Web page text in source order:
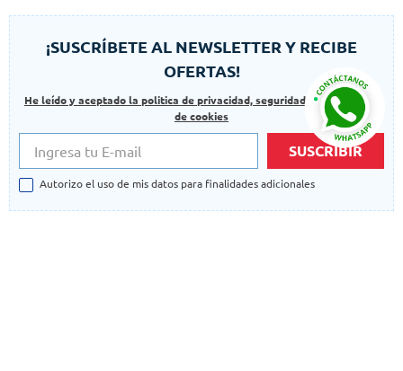
¡SUSCRÍBETE AL NEWSLETTER Y RECIBE
OFERTAS!
He leído y aceptado la politica de privacidad, seguridad y las politicas
de cookies
SUSCRIBIR
Autorizo el uso de mis datos para finalidades adicionales